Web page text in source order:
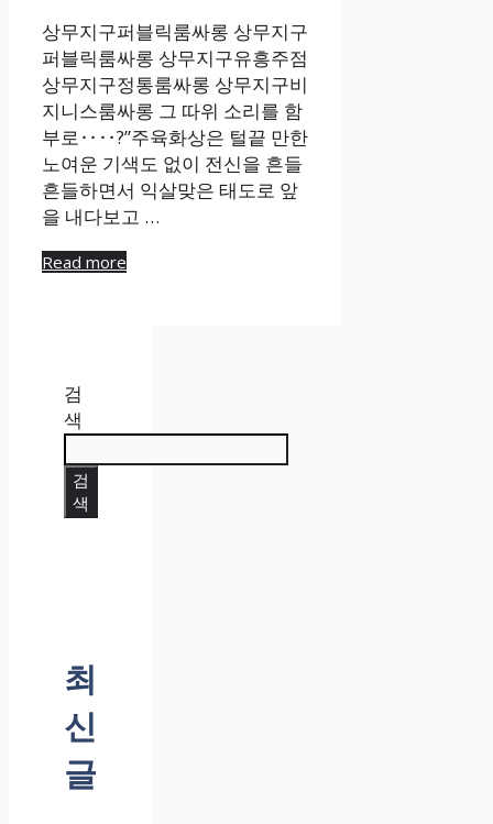
상무지구퍼블릭룸싸롱 상무지구
퍼블릭룸싸롱 상무지구유흥주점
상무지구정통룸싸롱 상무지구비
지니스룸싸롱 그 따위 소리를 함
부로‥‥?”주육화상은 털끝 만한
노여운 기색도 없이 전신을 흔들
흔들하면서 익살맞은 태도로 앞
을 내다보고 …
Read more
검
색
검
색
최
신
글